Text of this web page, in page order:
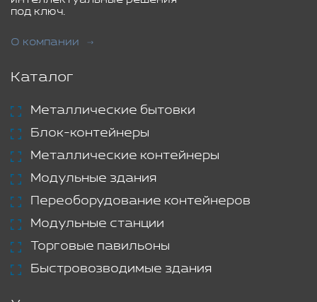
под ключ.
О компании
Каталог
Металлические бытовки
Блок-контейнеры
Металлические контейнеры
Модульные здания
Переоборудование контейнеров
Модульные станции
Торговые павильоны
Быстровозводимые здания